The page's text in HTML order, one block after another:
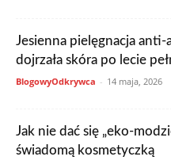
Jesienna pielęgnacja
dojrzała skóra po lecie
BlogowyOdkrywca - 14 maja, 2026
Jak nie dać się „eko-
świadomą kosmetyczką